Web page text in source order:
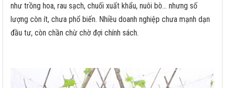
như trồng hoa, rau sạch, chuối xuất khẩu, nuôi bò... nhưng số
lượng còn ít, chưa phổ biến. Nhiều doanh nghiệp chưa mạnh dạn
đầu tư, còn chần chừ chờ đợi chính sách.